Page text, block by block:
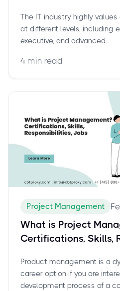
The IT industry highly
at different levels, including
executive, and advanced.
4 min read
Project Management
What is Project
Certifications, Skills,
Product management is a
career option if you are
development process of a